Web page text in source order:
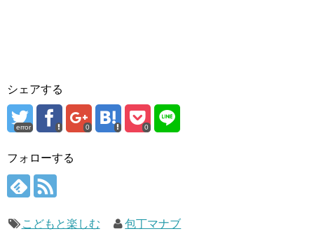
シェアする
error 0 0
フォローする
こどもと楽しむ 包丁マナブ